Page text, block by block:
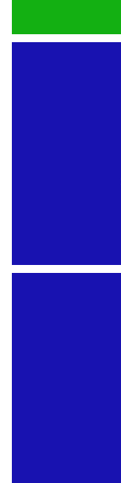
偏，确保优秀
Scan2Net®扫
BMP等单页及